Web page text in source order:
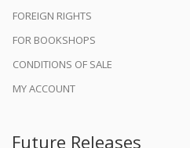
FOREIGN RIGHTS
FOR BOOKSHOPS
CONDITIONS OF SALE
MY ACCOUNT
Future Releases